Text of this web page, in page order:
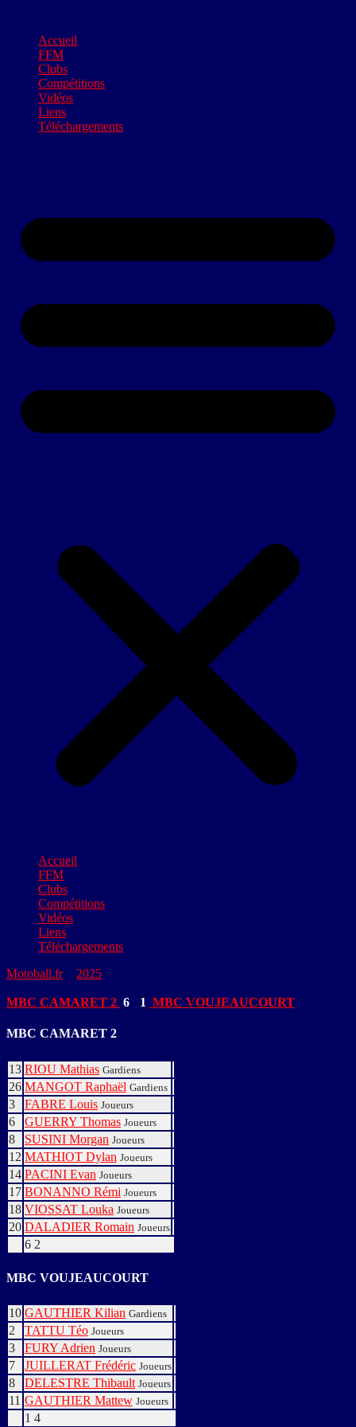
Accueil
FFM
Clubs
Compétitions
Vidéos
Liens
Téléchargements
Accueil
FFM
Clubs
Compétitions
Vidéos
Liens
Téléchargements
Motoball.fr> 2025
MBC CAMARET 2 6 1 MBC VOUJEAUCOURT
MBC CAMARET 2
13 RIOU Mathias Gardiens
26 MANGOT Raphaël Gardiens
3 FABRE Louis Joueurs
6 GUERRY Thomas Joueurs
8 SUSINI Morgan Joueurs
12 MATHIOT Dylan Joueurs
14 PACINI Evan Joueurs
17 BONANNO Rémi Joueurs
18 VIOSSAT Louka Joueurs
20 DALADIER Romain Joueurs
6 2
MBC VOUJEAUCOURT
10 GAUTHIER Kilian Gardiens
2 TATTU Téo Joueurs
3 FURY Adrien Joueurs
7 JUILLERAT Frédéric Joueurs
8 DELESTRE Thibault Joueurs
11 GAUTHIER Mattew Joueurs
1 4